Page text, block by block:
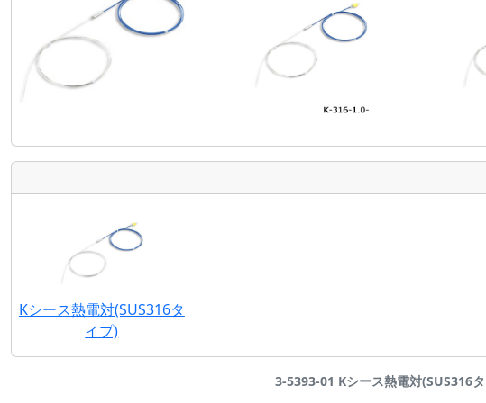
Kシース熱電対(SUS316タ
イプ)
3-5393-01 Kシース熱電対(SUS316